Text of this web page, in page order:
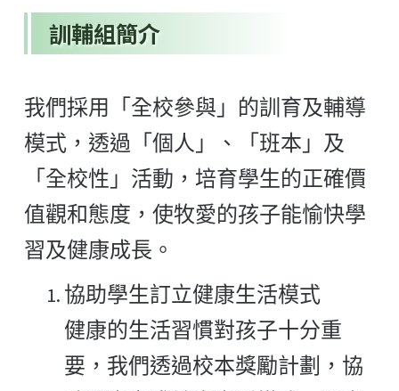
訓輔組簡介
我們採用「全校參與」的訓育及輔導
模式，透過「個人」、「班本」及
「全校性」活動，培育學生的正確價
值觀和態度，使牧愛的孩子能愉快學
習及健康成長。
協助學生訂立健康生活模式
健康的生活習慣對孩子十分重
要，我們透過校本獎勵計劃，協